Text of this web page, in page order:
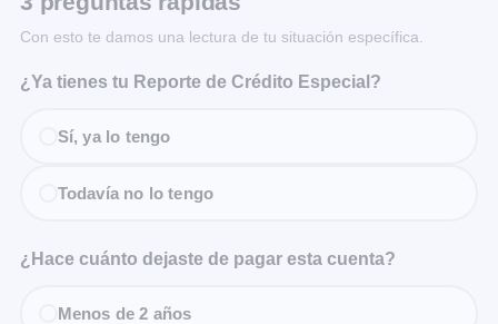
Con esto te damos una lectura de tu situación específica.
¿Ya tienes tu Reporte de Crédito Especial?
Sí, ya lo tengo
Todavía no lo tengo
¿Hace cuánto dejaste de pagar esta cuenta?
Menos de 2 años